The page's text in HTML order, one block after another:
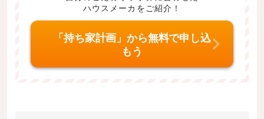
ハウスメーカをご紹介！
「持ち家計画」から無料で申し込
もう